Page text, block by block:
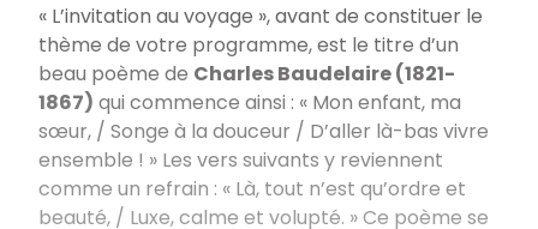
« L’invitation au voyage », avant de constituer le
thème de votre programme, est le titre d’un
beau poème de Charles Baudelaire (1821-
1867) qui commence ainsi : « Mon enfant, ma
sœur, / Songe à la douceur / D’aller là-bas vivre
ensemble ! » Les vers suivants y reviennent
comme un refrain : « Là, tout n’est qu’ordre et
beauté, / Luxe, calme et volupté. » Ce poème se